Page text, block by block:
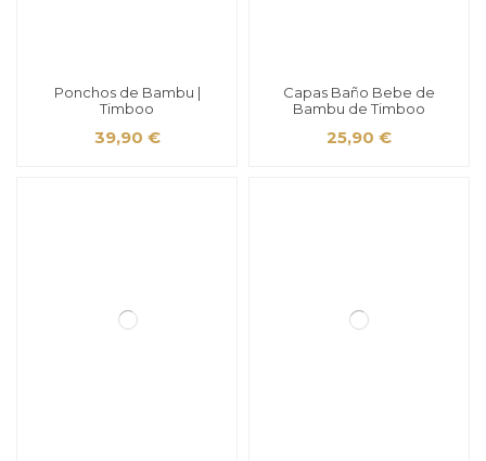
Ponchos de Bambu |
Timboo
39,90 €
Capas Baño Bebe de
Bambu de Timboo
25,90 €